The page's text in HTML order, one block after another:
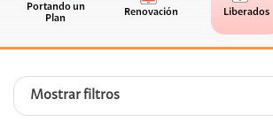
Portando un
Plan
Renovación Liberados
Mostrar filtros